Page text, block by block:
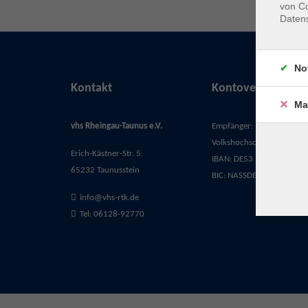
Kontakt
vhs Rheingau-Taunus e.V.
Erich-Kästner-Str. 5
65232 Taunusstein
info@vhs-rtk.de
Tel: 06128-92770
Kontoverbindung
Empfänger:
Volkshochschule Rheingau-
IBAN: DE53 5105 0015
BIC: NASSDE55XXX
von